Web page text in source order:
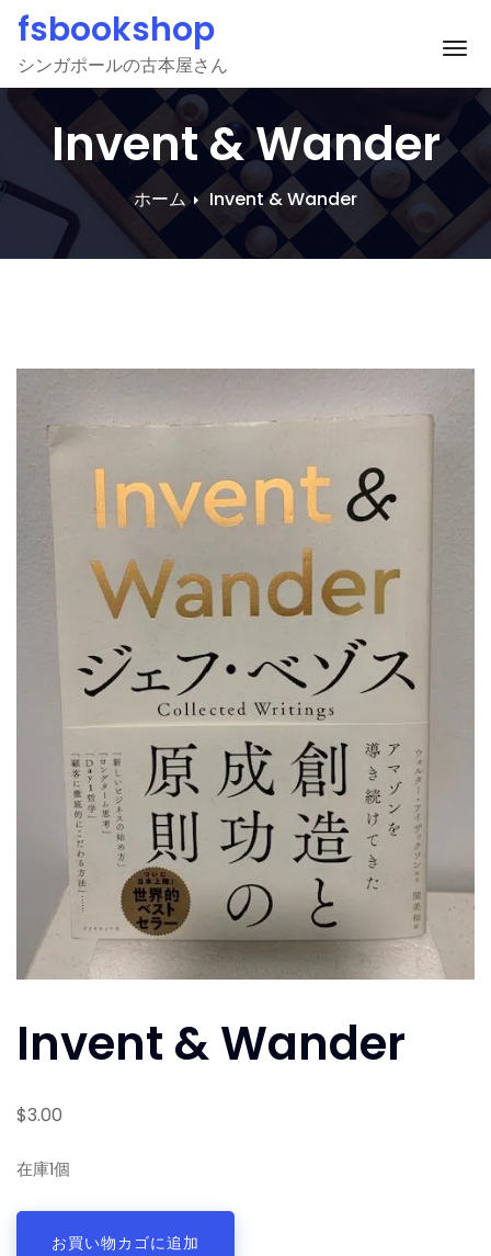
Skip
content
fsbookshop
シンガポールの古本屋さん ナ
Invent & Wander
ホーム Invent & Wander
Invent & Wander
$3.00
在庫1個
Invent
お買い物カゴに追加